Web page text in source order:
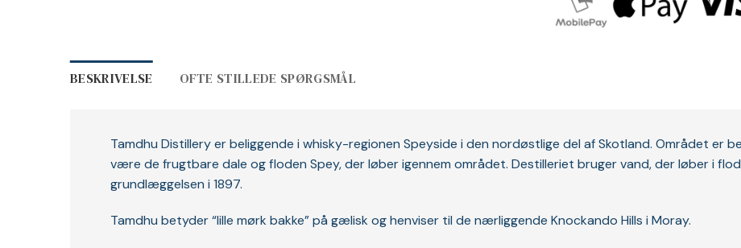
BESKRIVELSE OFTE STILLEDE SPØRGSMÅL
Tamdhu Distillery er beliggende i whisky-regionen Speyside i den nordøstlige del af Skotland. Området er
være de frugtbare dale og floden Spey, der løber igennem området. Destilleriet bruger vand, der løber i
grundlæggelsen i 1897.
Tamdhu betyder “lille mørk bakke” på gælisk og henviser til de nærliggende Knockando Hills i Moray.